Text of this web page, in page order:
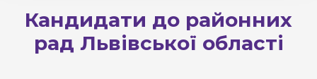
Кандидати до районних
рад Львівської області